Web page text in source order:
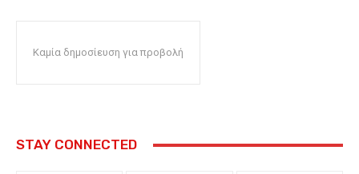
Καμία δημοσίευση για προβολή
STAY CONNECTED